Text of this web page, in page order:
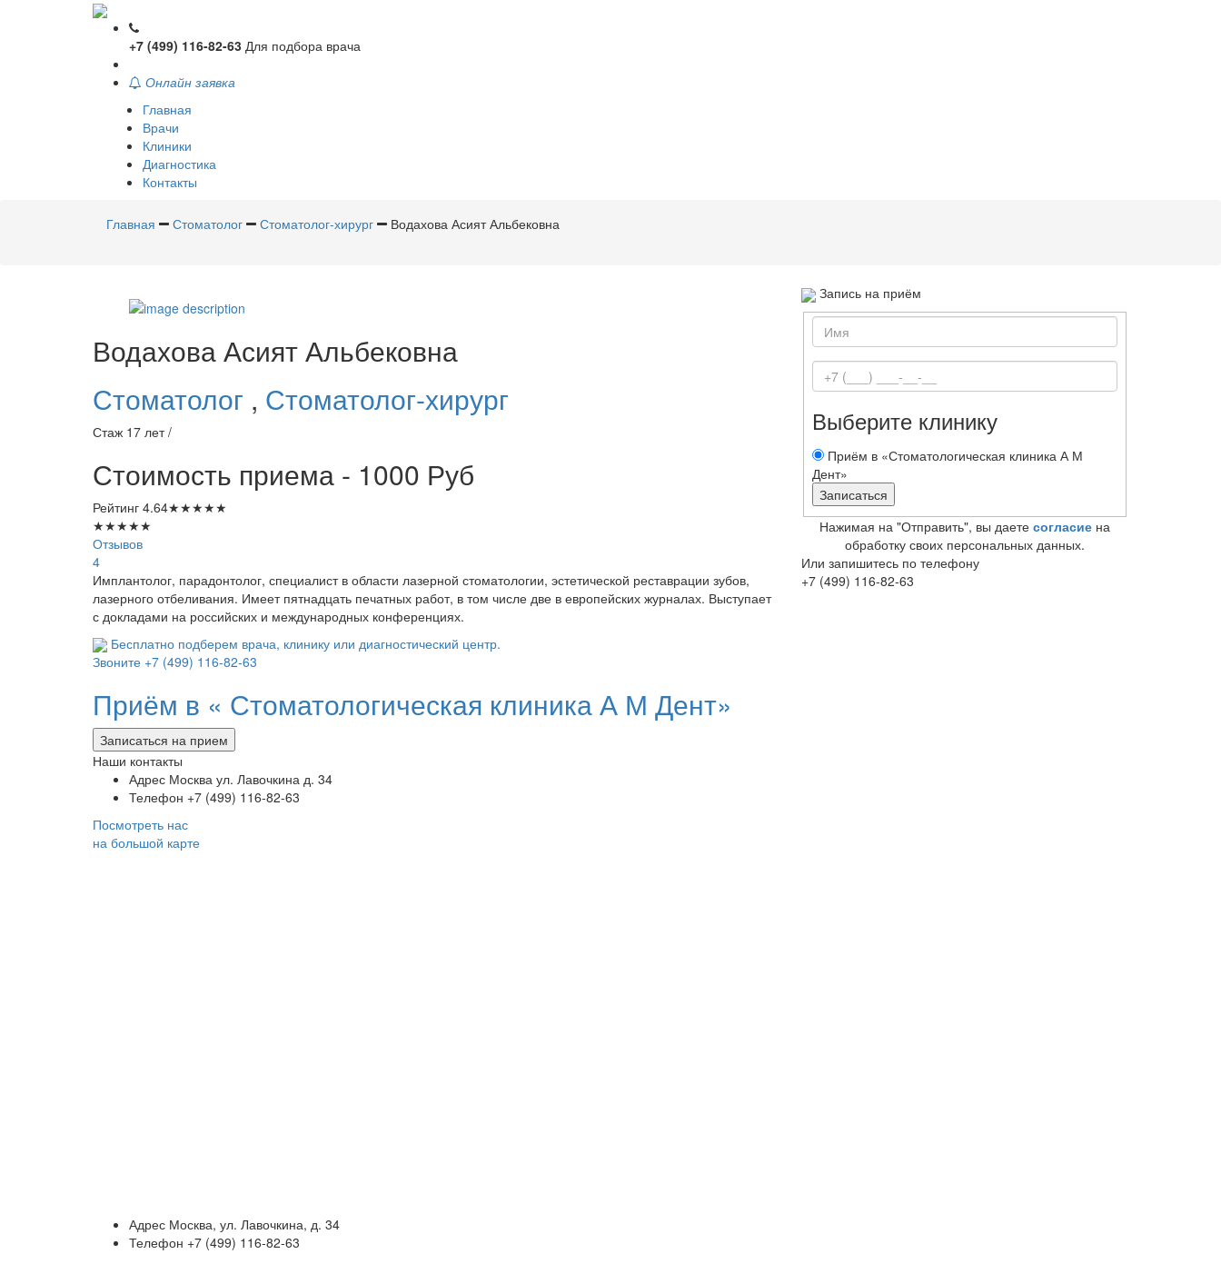
+7 (499) 116-82-63 Для подбора врача
Онлайн заявка
Главная
Врачи
Клиники
Диагностика
Контакты
Главная Стоматолог Стоматолог-хирург Водахова Асият Альбековна
ВодаховаАсият Альбековна
Стоматолог , Стоматолог-хирург
Стаж 17 лет /
Стоимость приема - 1000 Руб
Рейтинг 4.64★★★★★
★★★★★
Отзывов
4
Имплантолог, парадонтолог, специалист в области лазерной стоматологии, эстетической реставрации зубов,
лазерного отбеливания. Имеет пятнадцать печатных работ, в том числе две в европейских журналах. Выступает
с докладами на российских и международных конференциях.
Бесплатно подберем врача, клинику или диагностический центр.
Звоните +7 (499) 116-82-63
Запись на приём
Выберите клинику
Приём в «Стоматологическая клиника А М
Дент»
Нажимая на "Отправить", вы даете согласие на
обработку своих персональных данных.
Или запишитесь по телефону
+7 (499) 116-82-63
Приём в « Стоматологическая клиника А М Дент»
Записаться на прием
Наши контакты
Адрес Москва ул. Лавочкина д. 34
Телефон +7 (499) 116-82-63
Посмотреть нас
на большой карте
Адрес Москва, ул. Лавочкина, д. 34
Телефон +7 (499) 116-82-63